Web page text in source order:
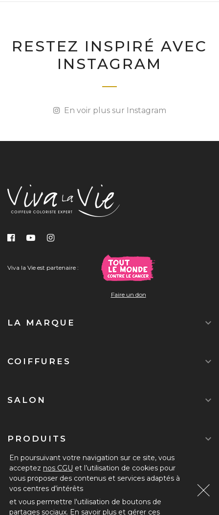
RESTEZ INSPIRÉ AVEC
INSTAGRAM
En voir plus sur Instagram
Viva la Vie est partenaire :
Faire un don
LA MARQUE 
COIFFURES 
SALON 
PRODUITS 
DEVENIR ADHÉRENT
En poursuivant votre navigation sur ce site, vous
acceptez nos CGU et l’utilisation de cookies pour
vous proposer des contenus et services adaptés à
vos centres d’intérêts
et vous permettre l'utilisation de boutons de
partages sociaux. En savoir plus et gérer ces